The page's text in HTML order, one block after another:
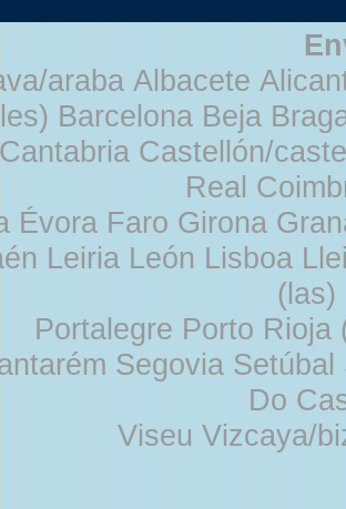
araba Albacete
Barcelona Beja
Cantabria Castellón/
Real
Évora Faro Girona
Leiria León Lisboa
Portalegre Porto
Segovia
Do
Viseu Vizcaya/